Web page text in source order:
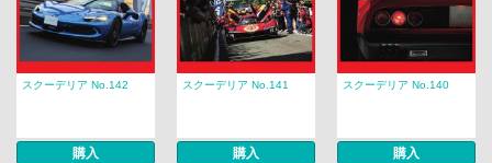
スクーデリア No.142
購入
スクーデリア No.141
購入
スクーデリア No.140
購入